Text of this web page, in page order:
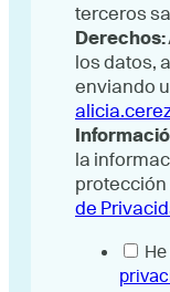
terceros
Derechos:
los datos,
enviando
la
protección
de